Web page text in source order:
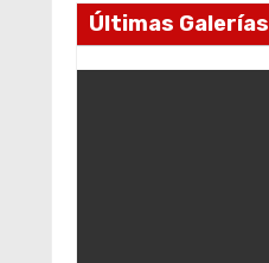
Últimas Galerías